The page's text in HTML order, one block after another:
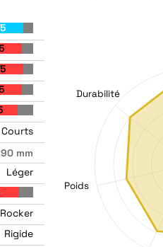
Courts
90 mm
Léger
Rocker
Rigide
Poids
Durabilité